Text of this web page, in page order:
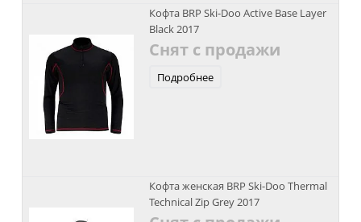
Кофта BRP Ski-Doo Active Base Layer
Black 2017
Снят с продажи
Подробнее
Кофта женская BRP Ski-Doo Thermal
Technical Zip Grey 2017